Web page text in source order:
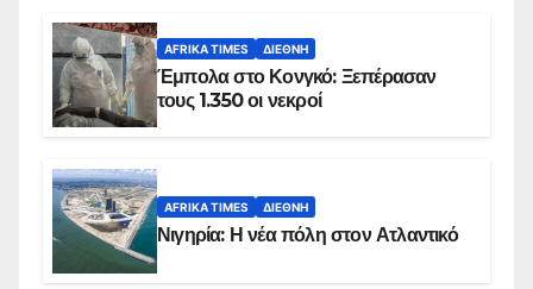
AFRIKA TIMES ΔΙΕΘΝΉ
Έμπολα στο Κονγκό: Ξεπέρασαν
τους 1.350 οι νεκροί
AFRIKA TIMES ΔΙΕΘΝΉ
Νιγηρία: Η νέα πόλη στον Ατλαντικό